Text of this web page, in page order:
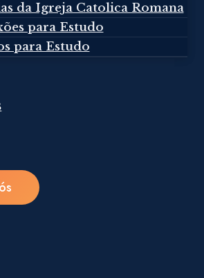
da Igreja Catolica Romana
para Estudo
para Estudo